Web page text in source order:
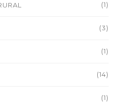
(1)
(3)
(1)
(14)
(1)